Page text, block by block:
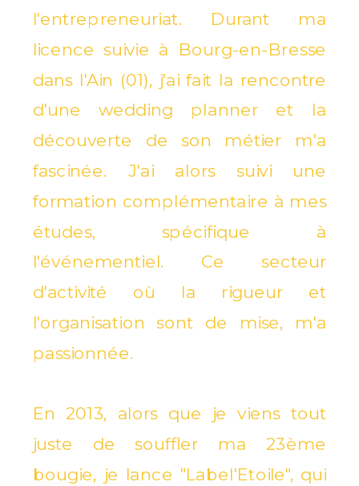
l'entrepreneuriat. Durant ma
licence suivie à Bourg-en-Bresse
dans l'Ain (01), j'ai fait la rencontre
d'une wedding planner et la
découverte de son métier m'a
fascinée. J'ai alors suivi une
formation complémentaire à mes
études, spécifique à
l'événementiel. Ce secteur
d'activité où la rigueur et
l'organisation sont de mise, m'a
passionnée.
En 2013, alors que je viens tout
juste de souffler ma 23ème
bougie, je lance "Label'Etoile", qui